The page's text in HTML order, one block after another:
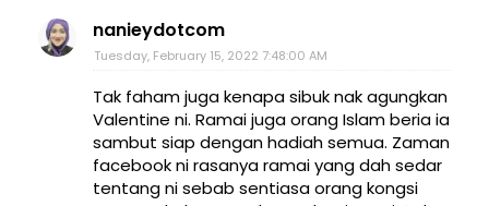
nanieydotcom
Tuesday, February 15, 2022 7:48:00 AM
Tak faham juga kenapa sibuk nak agungkan
Valentine ni. Ramai juga orang Islam beria ia
sambut siap dengan hadiah semua. Zaman
facebook ni rasanya ramai yang dah sedar
tentang ni sebab sentiasa orang kongsi